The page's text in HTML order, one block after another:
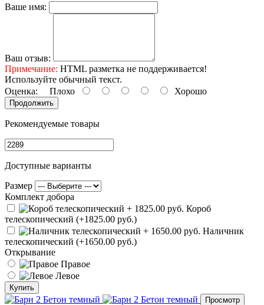
Ваше имя:
Ваш отзыв:
Примечание: HTML разметка не поддерживается!
Используйте обычный текст.
Оценка: Плохо Хорошо
Продолжить
Рекомендуемые товары
Доступные варианты
Размер
Комплект добора
Короб
телескопический (+1825.00 руб.)
Наличник
телескопический (+1650.00 руб.)
Открывание
Правое
Левое
Купить
Просмотр